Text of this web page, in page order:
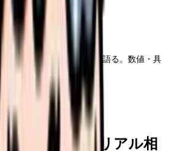
は？
現場のリアル」を面接で語る。数値・具
看護師さんのリアル相